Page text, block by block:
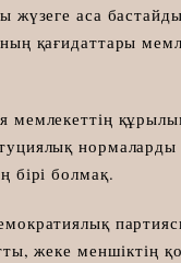
жүзеге аса
қағидаттары
мемлекеттің
нормаларды
бірі болмақ.
жеке меншіктің